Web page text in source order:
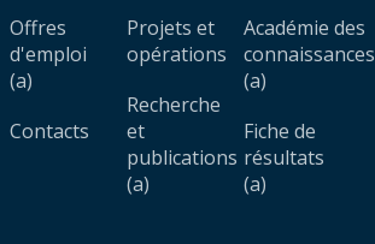
Offres
d'emploi
(a)
Contacts
Projets et
opérations
Recherche
et
publications
(a)
Académie des
connaissances
(a)
Fiche de
résultats
(a)